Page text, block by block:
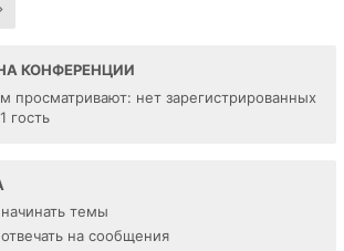
КОНФЕРЕНЦИИ
просматривают: нет зарегистрированных
гость
начинать темы
отвечать на сообщения